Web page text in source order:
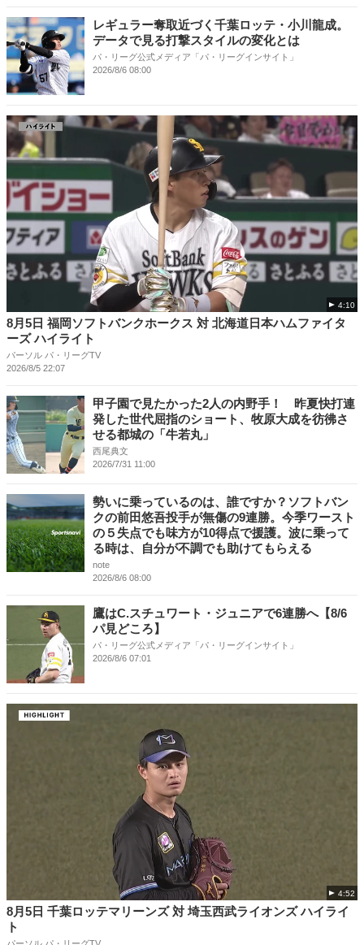
レギュラー奪取近づく千葉ロッテ・小川龍成。
データで見る打撃スタイルの変化とは
パ・リーグ公式メディア「パ・リーグインサイト」
2026/8/6 08:00
4:10
8月5日 福岡ソフトバンクホークス 対 北海道日本ハムファイタ
ーズ ハイライト
パーソル パ・リーグTV
2026/8/5 22:07
甲子園で見たかった2人の内野手！ 昨夏快打連
発した世代屈指のショート、牧原大成を彷彿さ
せる都城の「牛若丸」
西尾典文
2026/7/31 11:00
勢いに乗っているのは、誰ですか？ソフトバン
クの前田悠吾投手が無傷の9連勝。今季ワースト
の５失点でも味方が10得点で援護。波に乗って
る時は、自分が不調でも助けてもらえる
note
2026/8/6 08:00
鷹はC.スチュワート・ジュニアで6連勝へ【8/6
パ見どころ】
パ・リーグ公式メディア「パ・リーグインサイト」
2026/8/6 07:01
4:52
8月5日 千葉ロッテマリーンズ 対 埼玉西武ライオンズ ハイライ
ト